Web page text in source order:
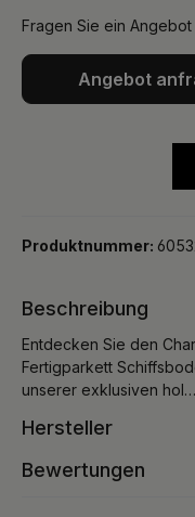
Fragen Sie ein
Angebot
Produktnummer:
Beschreibung
Entdecken Sie den
Fertigparkett
unserer exklusiven hol…
Hersteller
Bewertungen